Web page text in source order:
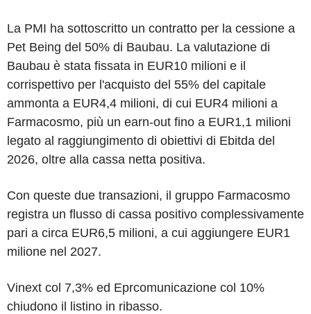
La PMI ha sottoscritto un contratto per la cessione a
Pet Being del 50% di Baubau. La valutazione di
Baubau è stata fissata in EUR10 milioni e il
corrispettivo per l'acquisto del 55% del capitale
ammonta a EUR4,4 milioni, di cui EUR4 milioni a
Farmacosmo, più un earn-out fino a EUR1,1 milioni
legato al raggiungimento di obiettivi di Ebitda del
2026, oltre alla cassa netta positiva.
Con queste due transazioni, il gruppo Farmacosmo
registra un flusso di cassa positivo complessivamente
pari a circa EUR6,5 milioni, a cui aggiungere EUR1
milione nel 2027.
Vinext col 7,3% ed Eprcomunicazione col 10%
chiudono il listino in ribasso.